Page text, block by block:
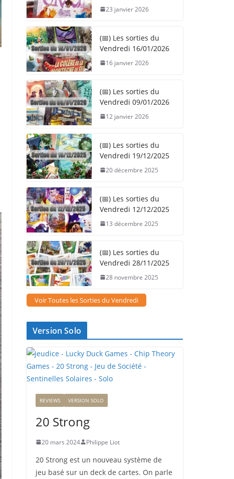
23 janvier 2026
(📅) Les sorties du
Vendredi 16/01/2026
16 janvier 2026
(📅) Les sorties du
Vendredi 09/01/2026
12 janvier 2026
(📅) Les sorties du
Vendredi 19/12/2025
20 décembre 2025
(📅) Les sorties du
Vendredi 12/12/2025
13 décembre 2025
(📅) Les sorties du
Vendredi 28/11/2025
28 novembre 2025
Voir Toutes les Sorties du Vendredi
Version Solo
REVIEWS VERSION SOLO
20 Strong
20 mars 2024 Philippe Liot
20 Strong est un nouveau système de
jeu basé sur un deck de cartes. On parle